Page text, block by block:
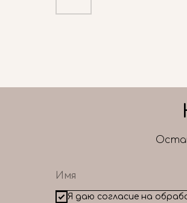
Я даю согласие на